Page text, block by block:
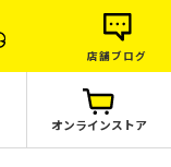
店舗ブログ
オンラインストア